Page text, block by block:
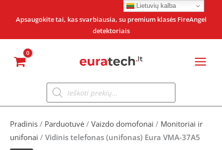
Apsaugokite tai, kas svarbiausia, su premium klasės FireAngel
detektoriais
Products
search
Pradinis / Parduotuvė / Vaizdo domofonai / Monitoriai ir
unifonai / Vidinis telefonas (unifonas) Eura VMA-37A5
Lietuvių kalba